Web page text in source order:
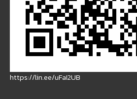
https://lin.ee/uFaI2UB